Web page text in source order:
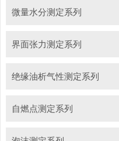
微量水分测定系列
界面张力测定系列
绝缘油析气性测定系列
自燃点测定系列